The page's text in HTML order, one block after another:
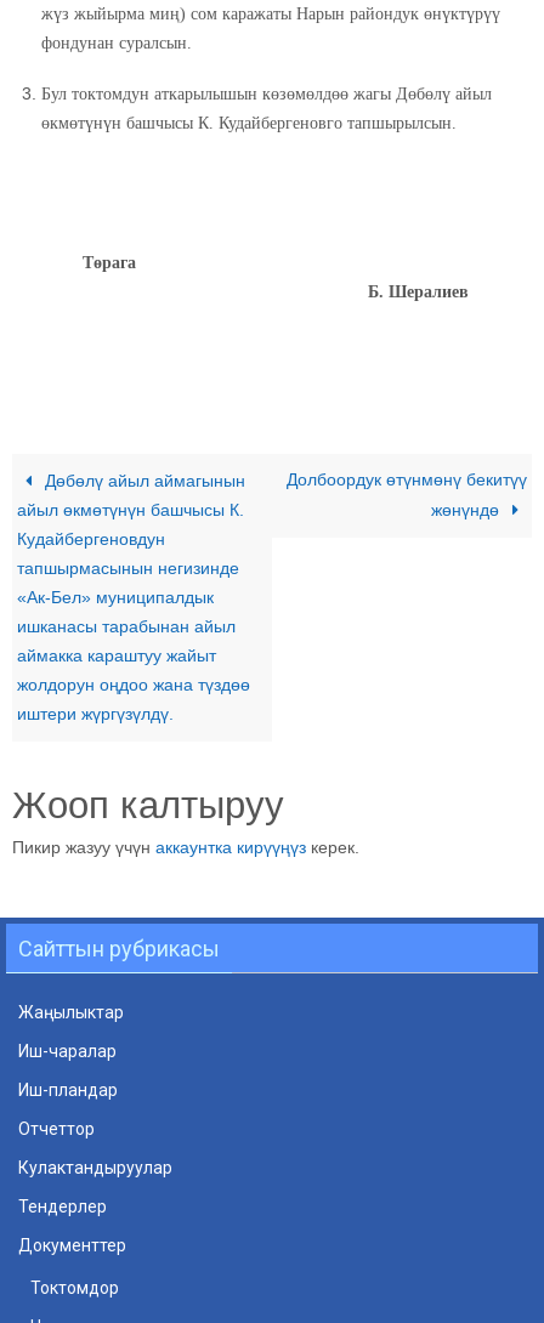
жүз жыйырма миң) сом каражаты Нарын райондук өнүктүрүү
фондунан суралсын.
Бул токтомдун аткарылышын көзөмөлдөө жагы Дөбөлү айыл
өкмөтүнүн башчысы К. Кудайбергеновго тапшырылсын.
Төрага
Б. Шералиев
Дөбөлү айыл аймагынын
айыл өкмөтүнүн башчысы К.
Кудайбергеновдун
тапшырмасынын негизинде
«Ак-Бел» муниципалдык
ишканасы тарабынан айыл
аймакка караштуу жайыт
жолдорун оңдоо жана түздөө
иштери жүргүзүлдү.
Долбоордук өтүнмөнү бекитүү
жөнүндө
Жооп калтыруу
Пикир жазуу үчүн аккаунтка кирүүңүз керек.
Сайттын рубрикасы
Жаңылыктар
Иш-чаралар
Иш-пландар
Отчеттор
Кулактандыруулар
Тендерлер
Документтер
Токтомдор